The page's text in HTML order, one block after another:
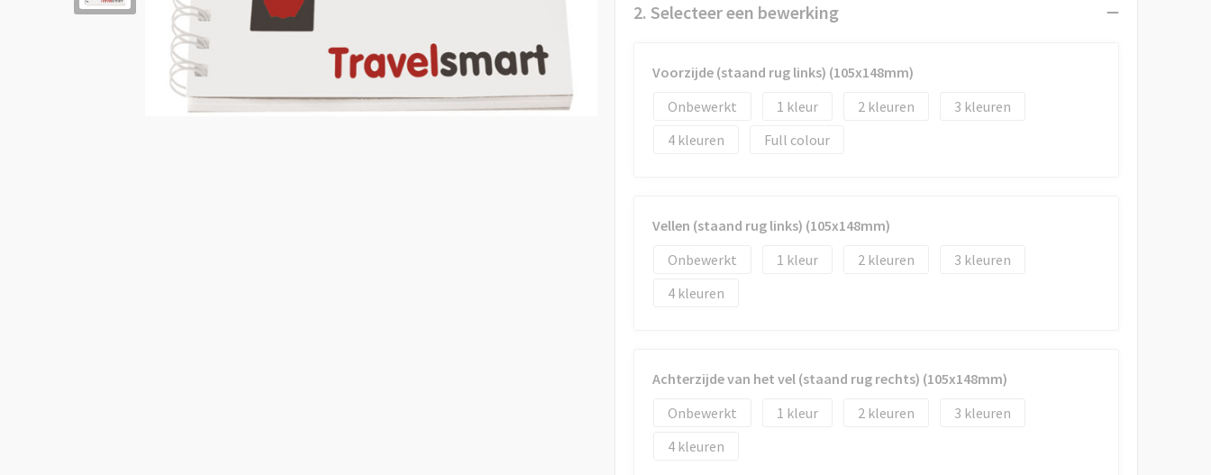
2. Selecteer een bewerking
Voorzijde (staand rug links) (105x148mm)
Onbewerkt
1 2
3
4
Full colour
Vellen (staand rug links) (105x148mm)
Onbewerkt
1 2
3
4
Achterzijde van het vel (staand rug rechts) (105x148mm)
Onbewerkt
1 2
3
4